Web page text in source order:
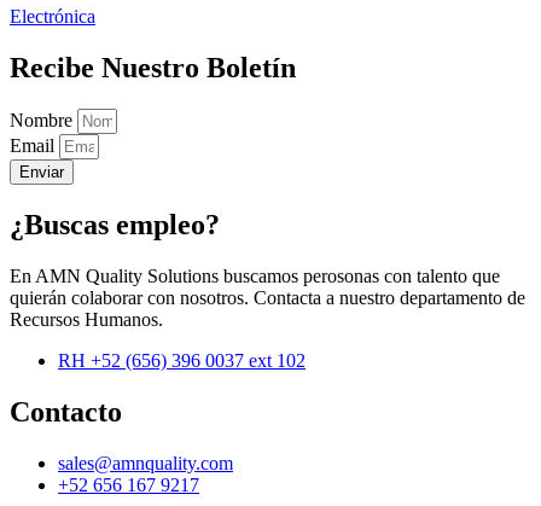
Electrónica
Recibe Nuestro Boletín
Nombre
Email
Enviar
¿Buscas empleo?
En AMN Quality Solutions buscamos perosonas con talento que
quierán colaborar con nosotros. Contacta a nuestro departamento de
Recursos Humanos.
RH +52 (656) 396 0037 ext 102
Contacto
sales@amnquality.com
+52 656 167 9217